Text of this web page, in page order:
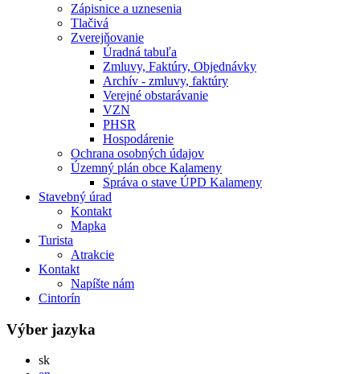
Zápisnice a uznesenia
Tlačivá
Zverejňovanie
Úradná tabuľa
Zmluvy, Faktúry, Objednávky
Archív - zmluvy, faktúry
Verejné obstarávanie
VZN
PHSR
Hospodárenie
Ochrana osobných údajov
Územný plán obce Kalameny
Správa o stave ÚPD Kalameny
Stavebný úrad
Kontakt
Mapka
Turista
Atrakcie
Kontakt
Napíšte nám
Cintorín
Výber jazyka
skSlovensky